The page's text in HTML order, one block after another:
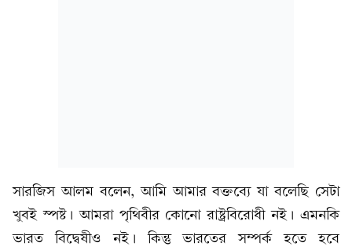
সারজিস আলম বলেন, আমি আমার বক্তব্যে যা বলেছি সেটা
খুবই স্পষ্ট। আমরা পৃথিবীর কোনো রাষ্ট্রবিরোধী নই। এমনকি
ভারত বিদ্বেষীও নই। কিন্তু ভারতের সম্পর্ক হতে হবে